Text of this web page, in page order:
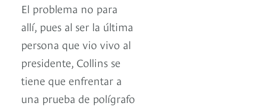
El problema no para
allí, pues al ser la última
persona que vio vivo al
presidente, Collins se
tiene que enfrentar a
una prueba de polígrafo